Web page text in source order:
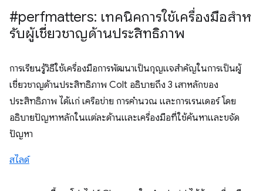
#perfmatters: เทคนิคการใช้เครื่องมือสําห
รับผู้เชี่ยวชาญด้านประสิทธิภาพ
การเรียนรู้วิธีใช้เครื่องมือการพัฒนาเป็นกุญแจสำคัญในการเป็นผู้
เชี่ยวชาญด้านประสิทธิภาพ Colt อธิบายถึง 3 เสาหลักของ
ประสิทธิภาพ ได้แก่ เครือข่าย การคํานวณ และการเรนเดอร์ โดย
อธิบายปัญหาหลักในแต่ละด้านและเครื่องมือที่ใช้ค้นหาและขจัด
ปัญหา
สไลด์